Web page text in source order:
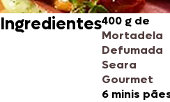
Ingredientes400 g de
Mortadela
Defumada
Seara
Gourmet
6 minis